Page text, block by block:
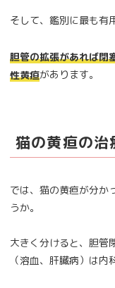
そして、鑑別に最も有
胆管の拡張があれば閉
性黄疸があります。
猫の黄疸の治
では、猫の黄疸が分か
うか。
大きく分けると、胆管
（溶血、肝臓病）は内